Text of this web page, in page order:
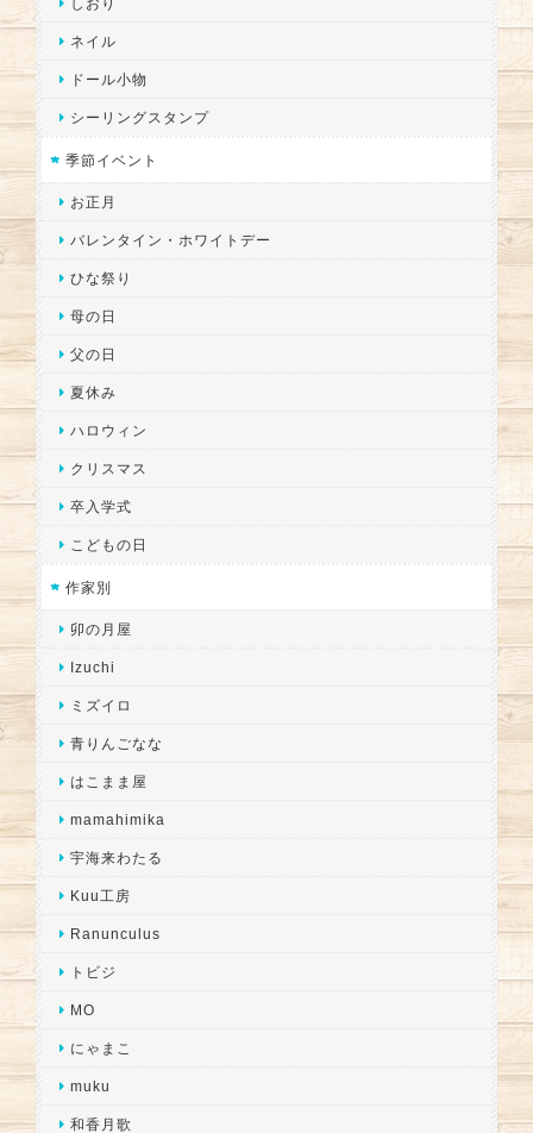
しおり
ネイル
ドール小物
シーリングスタンプ
季節イベント
お正月
バレンタイン・ホワイトデー
ひな祭り
母の日
父の日
夏休み
ハロウィン
クリスマス
卒入学式
こどもの日
作家別
卯の月屋
Izuchi
ミズイロ
青りんごなな
はこまま屋
mamahimika
宇海来わたる
Kuu工房
Ranunculus
トビジ
MO
にゃまこ
muku
和香月歌